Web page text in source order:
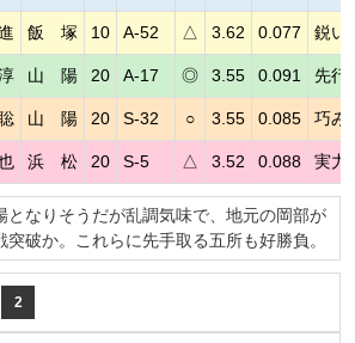
飯 塚 10 A-52 △ 3.62 0.077 鋭い
山 陽 20 A-17 ◎ 3.55 0.091 先行
山 陽 20 S-32 ○ 3.55 0.085 巧み
浜 松 20 S-5 △ 3.52 0.088 実力
となりそうだが乱調気味で、地元の岡部が
破か。これらに先手取る五所も好勝負。
2